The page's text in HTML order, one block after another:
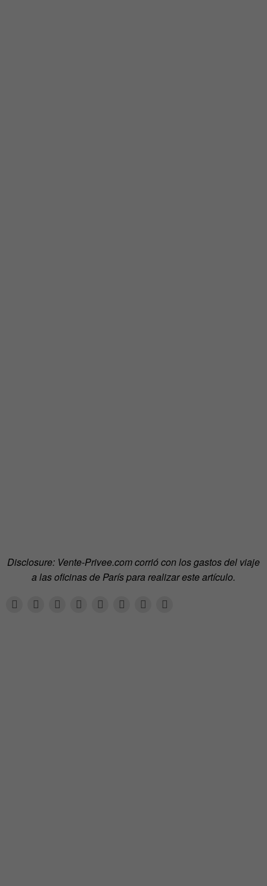
Disclosure: Vente-Privee.com corrió con los gastos del viaje
a las oficinas de París para realizar este artículo.